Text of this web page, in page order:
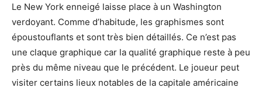
Le New York enneigé laisse place à un Washington
verdoyant. Comme d’habitude, les graphismes sont
époustouflants et sont très bien détaillés. Ce n’est pas
une claque graphique car la qualité graphique reste à peu
près du même niveau que le précédent. Le joueur peut
visiter certains lieux notables de la capitale américaine